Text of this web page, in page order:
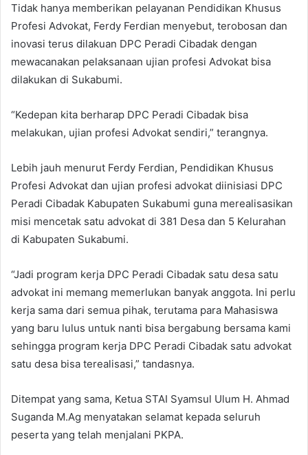
Tidak hanya memberikan pelayanan Pendidikan Khusus
Profesi Advokat, Ferdy Ferdian menyebut, terobosan dan
inovasi terus dilakuan DPC Peradi Cibadak dengan
mewacanakan pelaksanaan ujian profesi Advokat bisa
dilakukan di Sukabumi.
“Kedepan kita berharap DPC Peradi Cibadak bisa
melakukan, ujian profesi Advokat sendiri,” terangnya.
Lebih jauh menurut Ferdy Ferdian, Pendidikan Khusus
Profesi Advokat dan ujian profesi advokat diinisiasi DPC
Peradi Cibadak Kabupaten Sukabumi guna merealisasikan
misi mencetak satu advokat di 381 Desa dan 5 Kelurahan
di Kabupaten Sukabumi.
“Jadi program kerja DPC Peradi Cibadak satu desa satu
advokat ini memang memerlukan banyak anggota. Ini perlu
kerja sama dari semua pihak, terutama para Mahasiswa
yang baru lulus untuk nanti bisa bergabung bersama kami
sehingga program kerja DPC Peradi Cibadak satu advokat
satu desa bisa terealisasi,” tandasnya.
Ditempat yang sama, Ketua STAI Syamsul Ulum H. Ahmad
Suganda M.Ag menyatakan selamat kepada seluruh
peserta yang telah menjalani PKPA.